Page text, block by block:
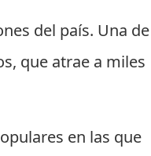
del país. Una de
que atrae a miles
en las que